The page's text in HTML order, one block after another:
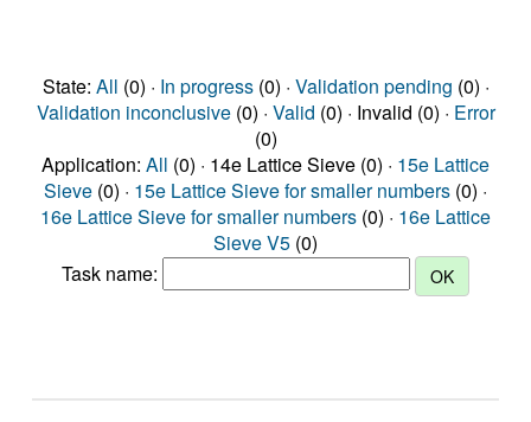
State: All (0) · In progress(0) · Validation pending (0) ·
Validation inconclusive(0) · Valid (0) · Invalid (0) · Error
(0)
Application: All (0) · 14e Lattice Sieve (0) · 15e Lattice
Sieve (0) · 15e Lattice Sieve for smaller numbers (0) ·
16e Lattice Sieve for smaller numbers (0) · 16e Lattice
Sieve V5 (0)
Task name: